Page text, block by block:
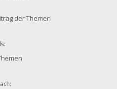
der Themen